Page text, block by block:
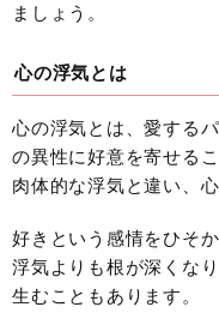
ましょう。
心の浮気とは
心の浮気とは、愛する
の異性に好意を寄せるこ
肉体的な浮気と違い、
好きという感情をひそ
浮気よりも根が深くな
生むこともあります。